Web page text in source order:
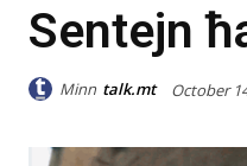
Sentejn
Minn talk.mt October